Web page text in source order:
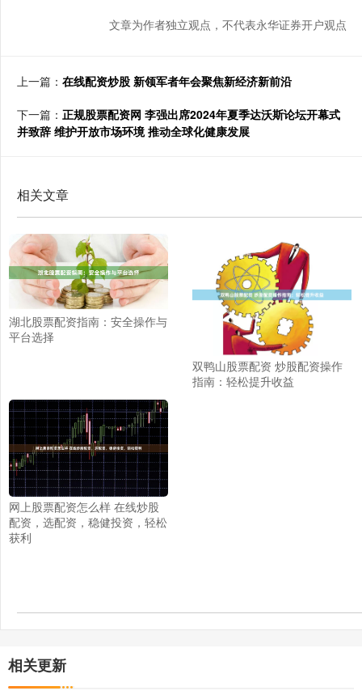
文章为作者独立观点，不代表永华证券开户观点
上一篇： 在线配资炒股 新领军者年会聚焦新经济新前沿
下一篇： 正规股票配资网 李强出席2024年夏季达沃斯论坛开幕式
并致辞 维护开放市场环境 推动全球化健康发展
相关文章
湖北股票配资指南：安全操作与
平台选择
双鸭山股票配资 炒股配资操作
指南：轻松提升收益
网上股票配资怎么样 在线炒股
配资，选配资，稳健投资，轻松
获利
相关更新